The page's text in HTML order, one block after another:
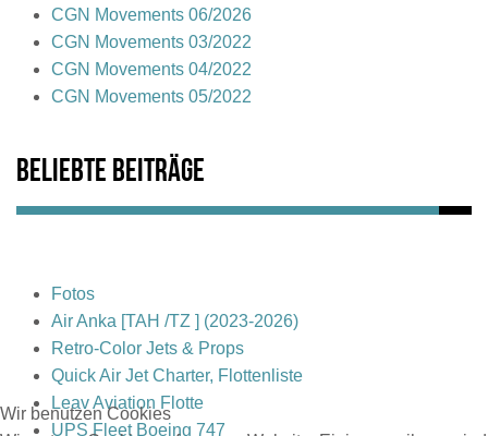
CGN Movements 06/2026
CGN Movements 03/2022
CGN Movements 04/2022
CGN Movements 05/2022
Beliebte Beiträge
Fotos
Air Anka [TAH /TZ ] (2023-2026)
Retro-Color Jets & Props
Quick Air Jet Charter, Flottenliste
Leav Aviation Flotte
UPS Fleet Boeing 747
Wir benutzen Cookies